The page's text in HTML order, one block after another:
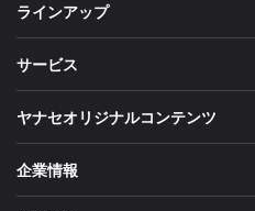
ラインアップ
サービス
ヤナセオリジナルコンテンツ
企業情報